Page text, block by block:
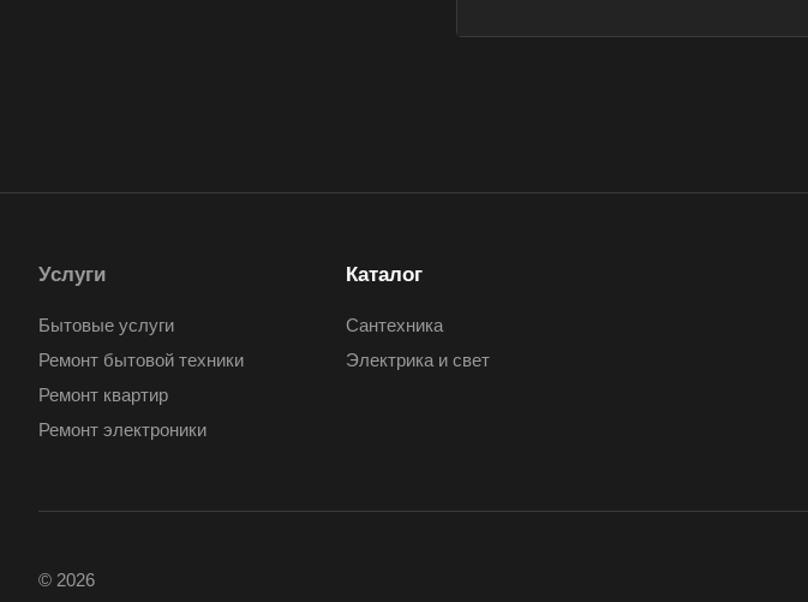
Услуги
Бытовые услуги
Ремонт бытовой техники
Ремонт квартир
Ремонт электроники
Каталог
Сантехника
Электрика и свет
© 2026